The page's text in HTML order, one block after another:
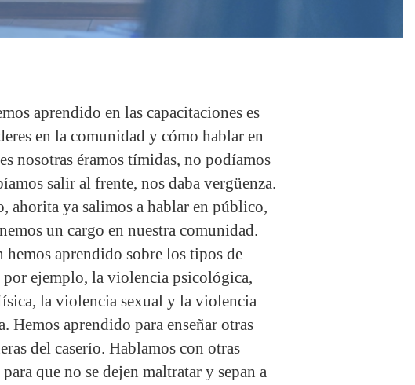
aprendido en las capacitaciones es
en la comunidad y cómo hablar en
nosotras éramos tímidas, no podíamos
salir al frente, nos daba vergüenza.
ahorita ya salimos a hablar en público,
un cargo en nuestra comunidad.
hemos aprendido sobre los tipos de
ejemplo, la violencia psicológica,
la violencia sexual y la violencia
Hemos aprendido para enseñar otras
del caserío. Hablamos con otras
que no se dejen maltratar y sepan a